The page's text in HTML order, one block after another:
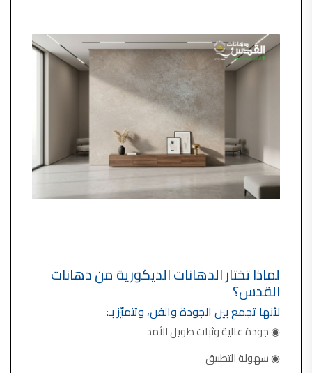
لماذا تختار الدهانات الديكورية من دهانات
القدس؟
لأنها تجمع بين الجودة والفن، وتتميّز بـ:
◉ جودة عالية وثبات طويل الأمد
◉ سهولة التطبيق